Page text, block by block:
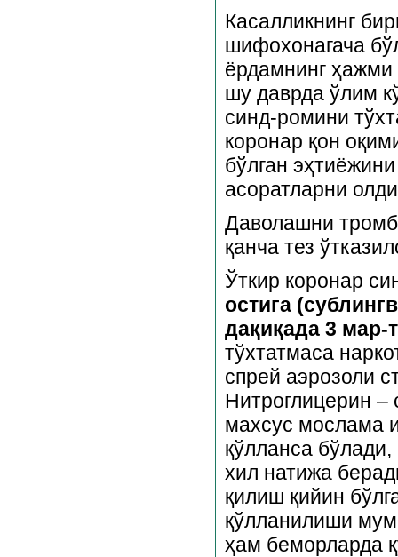
Касалликнинг
шифохонагача
ёрдамнинг ҳажми
шу даврда ўлим
синд-ромини
коронар қон
бўлган
асоратларни
Даволашни
қанча тез
Ўткир коронар
остига
дақиқада 3 мар-
тўхтатмаса
спрей аэрозоли
Нитроглицерин –
махсус мослама
қўлланса
хил натижа
қилиш қийин
қўлланилиши
ҳам беморларда